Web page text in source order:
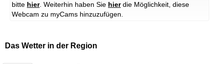
bitte hier. Weiterhin haben Sie hierdie Möglichkeit, diese
Webcam zu myCams hinzuzufügen.
Das Wetter in der Region